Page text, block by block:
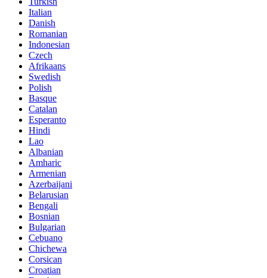
Italian
Danish
Romanian
Indonesian
Czech
Afrikaans
Swedish
Polish
Basque
Catalan
Esperanto
Hindi
Lao
Albanian
Amharic
Armenian
Azerbaijani
Belarusian
Bengali
Bosnian
Bulgarian
Cebuano
Chichewa
Corsican
Croatian